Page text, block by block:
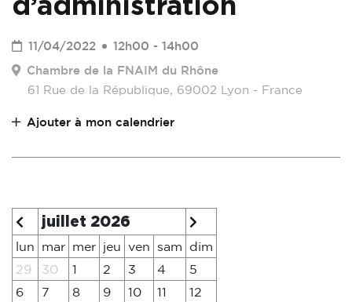
11/04/2022
12h00 - 14h00
Chambre de la FNAIM du Rhône
61 Rue de la République, 69002 Lyon - France
Ajouter à mon calendrier
juillet 2026
lun mar mer jeu ven sam
dim
29
30 1 2 3 4
5
6
7 8 9 10 11
12